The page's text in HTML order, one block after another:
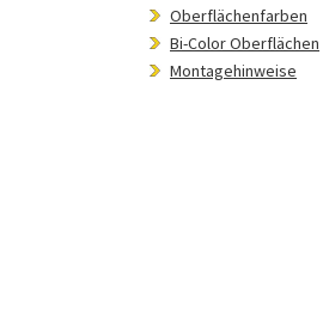
Oberflächenfarben
Bi-Color Oberflächen
Montagehinweise